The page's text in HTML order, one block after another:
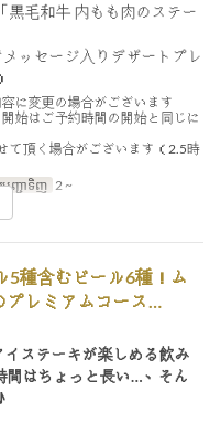
黒毛和牛 内もも肉のステー
ッセージ入りデザートプレ
に変更の場合がございます
始はご予約時間の開始と同じに
て頂く場合がございます（2.5時
ញ្ជាទិញ 2 ~
5種含むビール6種！ム
レミアムコース…
ステーキが楽しめる飲み
間はちょっと長い…、そん